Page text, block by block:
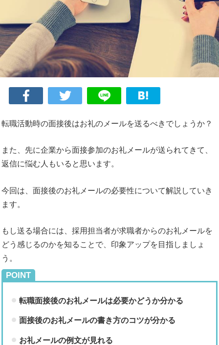
転職活動時の面接後はお礼のメールを送るべきでしょうか？
また、先に企業から面接参加のお礼メールが送られてきて、
返信に悩む人もいると思います。
今回は、面接後のお礼メールの必要性について解説していき
ます。
もし送る場合には、採用担当者が求職者からのお礼メールを
どう感じるのかを知ることで、印象アップを目指しましょ
う。
POINT
転職面接後のお礼メールは必要かどうか分かる
面接後のお礼メールの書き方のコツが分かる
お礼メールの例文が見れる